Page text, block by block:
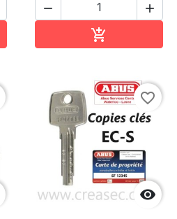
 


favorite_border